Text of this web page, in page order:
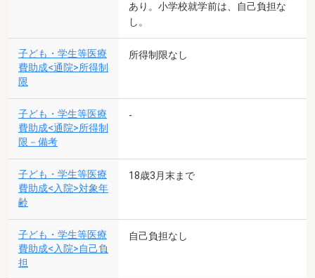
あり。小学校就学前は、自己負担な
し。
子ども・学生等医療
費助成<通院>所得制
限
所得制限なし
子ども・学生等医療
費助成<通院>所得制
限－備考
-
子ども・学生等医療
費助成<入院>対象年
齢
18歳3月末まで
子ども・学生等医療
費助成<入院>自己負
担
自己負担なし